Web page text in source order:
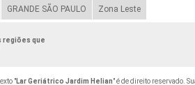
GRANDE SÃO PAULO Zona Leste
regiões que
"Lar Geriátrico Jardim Helian" é de direito reservado.